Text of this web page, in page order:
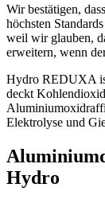
Wir bestätigen,
höchsten
weil wir glauben,
erweitern, wenn
Hydro REDUXA
deckt
Elektrolyse und
Hydro